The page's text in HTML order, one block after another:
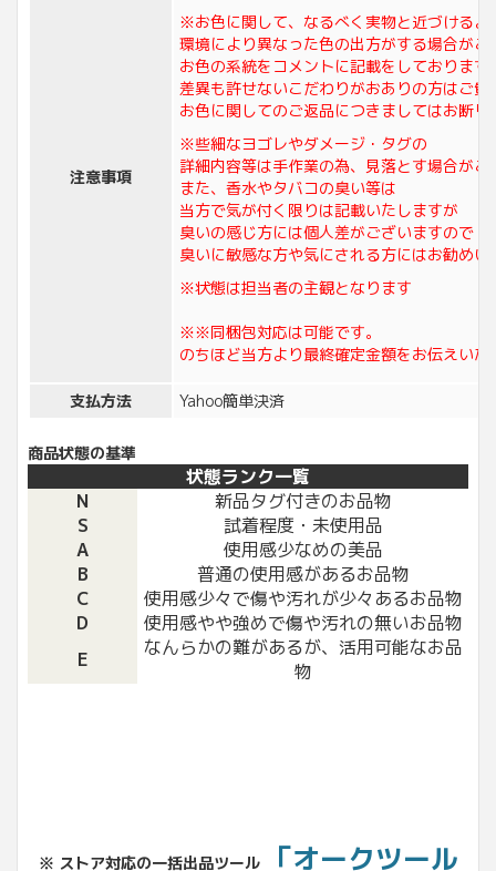
注意事項
※お色に関して、なるべく実物と近づけるよ
環境により異なった色の出方がする場合がご
お色の系統をコメントに記載をしておりま
差異も許せないこだわりがおありの方はご
お色に関してのご返品につきましてはお断り
※些細なヨゴレやダメージ・タグの
詳細内容等は手作業の為、見落とす場合がご
また、香水やタバコの臭い等は
当方で気が付く限りは記載いたしますが
臭いの感じ方には個人差がございますので
臭いに敏感な方や気にされる方にはお勧めい
※状態は担当者の主観となります
※※同梱包対応は可能です。
のちほど当方より最終確定金額をお伝えいた
支払方法 Yahoo簡単決済
商品状態の基準
状態ランク一覧
N
新品タグ付きのお品物
S
試着程度・未使用品
A
使用感少なめの美品
B
普通の使用感があるお品物
C
使用感少々で傷や汚れが少々あるお品物
D
使用感やや強めで傷や汚れの無いお品物
E
なんらかの難があるが、活用可能なお品
物
※ ストア対応の一括出品ツール 「オークツール